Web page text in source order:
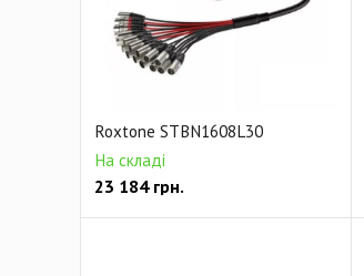
Roxtone STBN1608L30
На складі
23 184грн.